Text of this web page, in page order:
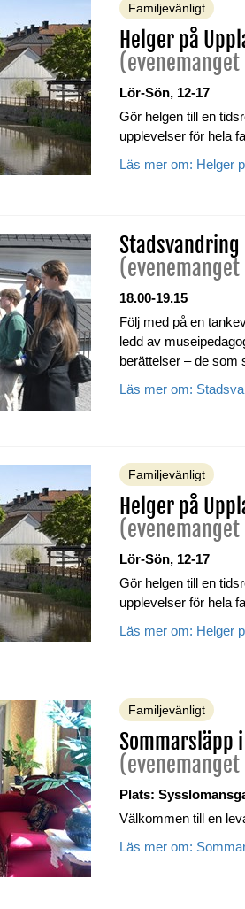
Familjevänligt
Helger på
Lör-Sön, 12-17
Gör helgen till en
upplevelser för hela
Läs mer om: Helger
18.00-19.15
Följ med på en
ledd av
berättelser – de som
Läs mer om:
Familjevänligt
Helger på
Lör-Sön, 12-17
Gör helgen till en
upplevelser för hela
Läs mer om: Helger
Familjevänligt
Sommarsläpp
Plats:
Välkommen till en
Läs mer om: